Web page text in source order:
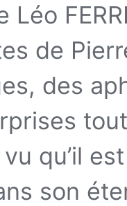
Léo
de
des
vu qu’il
son